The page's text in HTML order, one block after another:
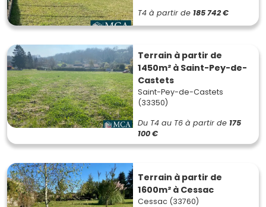
T4 à partir de 185 742 €
Terrain à partir de
1450m² à Saint-Pey-de-
Castets
Saint-Pey-de-Castets
(33350)
Du T4 au T6 à partir de 175
100 €
Terrain à partir de
1600m² à Cessac
Cessac (33760)